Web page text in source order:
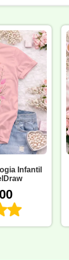
Infantil